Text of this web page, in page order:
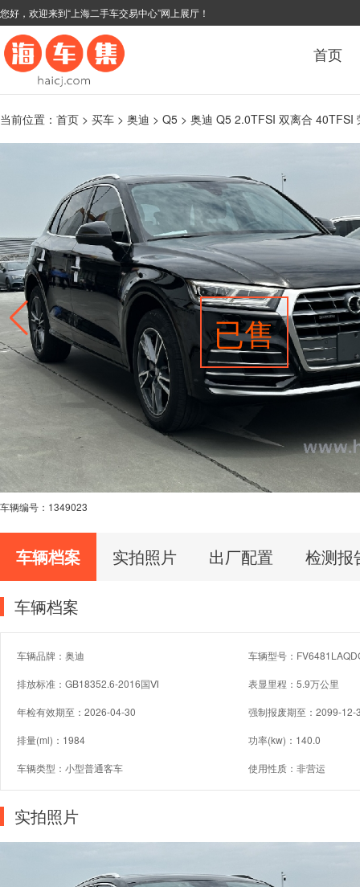
您好，欢迎来到“上海二手车交易中心”网上展厅！
首页
当前位置： 首页 > 买车 > 奥迪 > Q5 > 奥迪 Q5 2.0TFSI 双离合 40TFSI
已售
车辆编号： 1349023
车辆档案 实拍照片 出厂配置 检测报
车辆档案
车辆品牌：奥迪 车辆型号：
排放标准：GB18352.6-2016国Ⅵ 表显里程：5.9万公里
年检有效期至：2026-04-30 强制报废期至：2099-12-
排量(ml)：1984 功率(kw)：140.0
车辆类型：小型普通客车 使用性质：非营运
实拍照片